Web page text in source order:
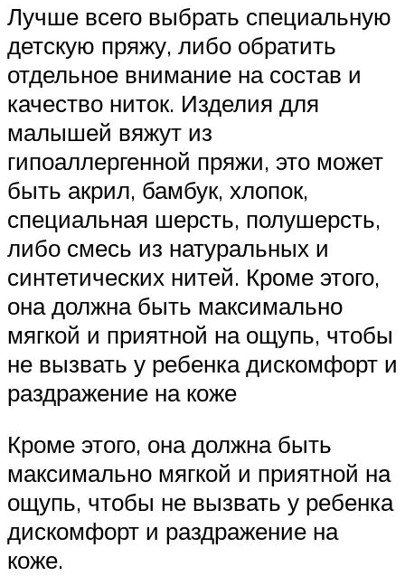
Лучше всего выбрать специальную
детскую пряжу, либо обратить
отдельное внимание на состав и
качество ниток. Изделия для
малышей вяжут из
гипоаллергенной пряжи, это может
быть акрил, бамбук, хлопок,
специальная шерсть, полушерсть,
либо смесь из натуральных и
синтетических нитей. Кроме этого,
она должна быть максимально
мягкой и приятной на ощупь, чтобы
не вызвать у ребенка дискомфорт и
раздражение на коже
Кроме этого, она должна быть
максимально мягкой и приятной на
ощупь, чтобы не вызвать у ребенка
дискомфорт и раздражение на
коже.